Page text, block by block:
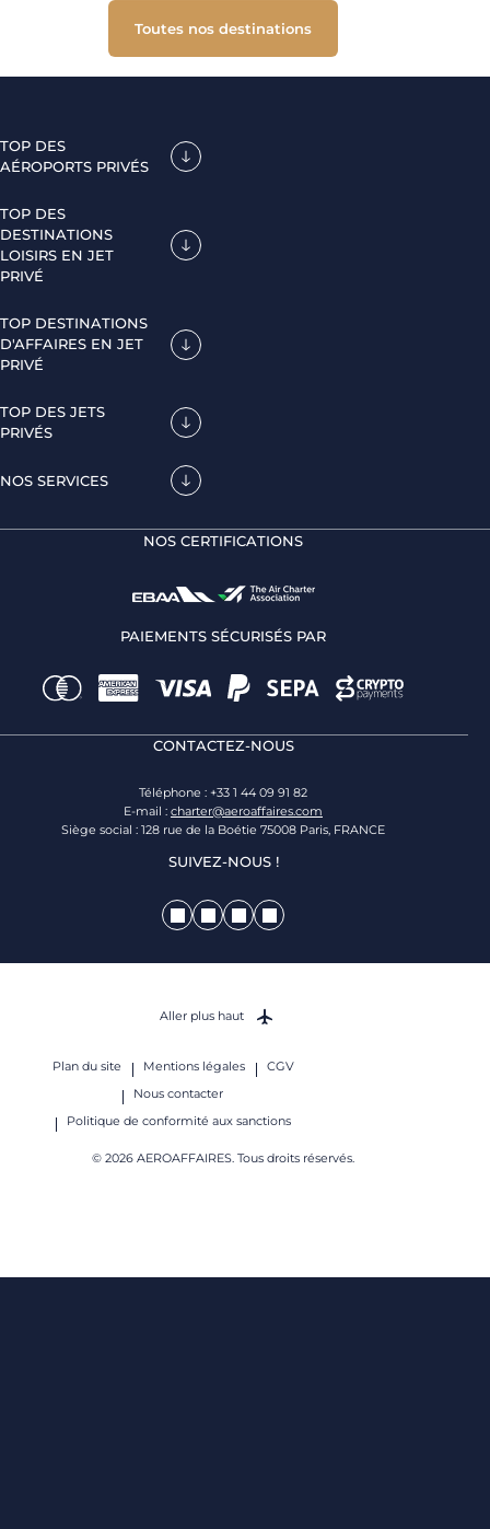
Toutes nos destinations
TOP DES
AÉROPORTS PRIVÉS
TOP DES
DESTINATIONS
LOISIRS EN JET
PRIVÉ
TOP DESTINATIONS
D'AFFAIRES EN JET
PRIVÉ
TOP DES JETS
PRIVÉS
NOS SERVICES
NOS CERTIFICATIONS
PAIEMENTS SÉCURISÉS PAR
CONTACTEZ-NOUS
Téléphone : +33 1 44 09 91 82
E-mail : charter@aeroaffaires.com
Siège social : 128 rue de la Boétie 75008 Paris, FRANCE
SUIVEZ-NOUS !
Plan du site Mentions légales
CGV
Nous contacter
Politique de conformité aux sanctions
© 2026 AEROAFFAIRES. Tous droits réservés.
Aller plus haut